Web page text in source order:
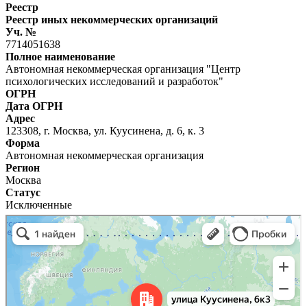
Реестр
Реестр иных некоммерческих организаций
Уч. №
7714051638
Полное наименование
Автономная некоммерческая организация "Центр
психологических исследований и разработок"
ОГРН
Дата ОГРН
Адрес
123308, г. Москва, ул. Куусинена, д. 6, к. 3
Форма
Автономная некоммерческая организация
Регион
Москва
Статус
Исключенные